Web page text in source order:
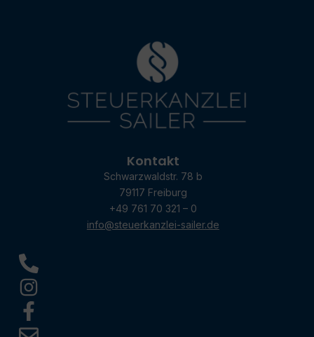
Kontakt
Schwarzwaldstr. 78 b
79117 Freiburg
+49 761 70 321 – 0
info@steuerkanzlei-sailer.de